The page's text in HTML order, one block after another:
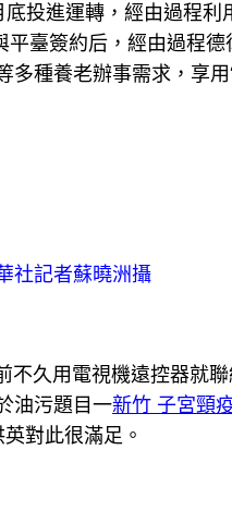
投進運轉，經由過程利
臺簽約后，經由過程
多種養老辦事需求，享
社記者蘇曉洲攝
久用電視機遠控器就
油污題目一新竹 子宮頸
英對此很滿足。